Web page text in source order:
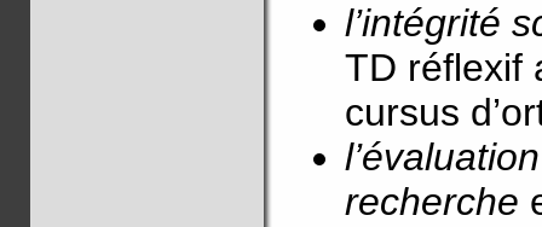
l’intégrité
TD réflexif
cursus
recherche